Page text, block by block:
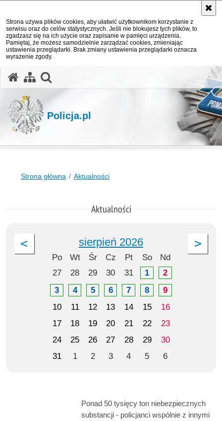
Strona używa plików cookies, aby ułatwić użytkownikom korzystanie z
serwisu oraz do celów statystycznych. Jeśli nie blokujesz tych plików, to
zgadzasz się na ich użycie oraz zapisanie w pamięci urządzenia.
Pamiętaj, że możesz samodzielnie zarządzać cookies, zmieniając
ustawienia przeglądarki. Brak zmiany ustawienia przeglądarki oznacza
wyrażenie zgody.
Policja.pl
Strona główna Aktualności
Aktualności
sierpień 2026
Po Wt Śr Cz Pt So
Nd
27
28 29 30 31 1
2
3
4 5 6 7 8
9
10
11 12 13 14 15
16
17
18 19 20 21 22
23
24
25 26 27 28 29
30
31
1 2 3 4 5 6
Ponad 50 tysięcy ton niebezpiecznych
substancji - policjanci wspólnie z innymi